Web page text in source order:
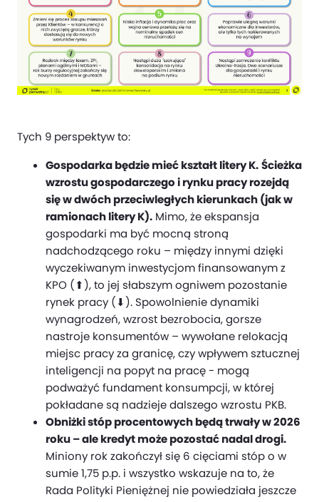
Tych 9 perspektyw to:
Gospodarka będzie mieć kształt litery K.Ścieżka
wzrostu gospodarczego i rynku pracy rozejdą
się w dwóch przeciwległych kierunkach (jak w
ramionach litery K). Mimo, że ekspansja
gospodarki ma być mocną stroną
nadchodzącego roku – między innymi dzięki
wyczekiwanym inwestycjom finansowanym z
KPO (⬆), to jej słabszym ogniwem pozostanie
rynek pracy (⬇). Spowolnienie dynamiki
wynagrodzeń, wzrost bezrobocia, gorsze
nastroje konsumentów – wywołane relokacją
miejsc pracy za granicę, czy wpływem sztucznej
inteligencji na popyt na pracę - mogą
podważyć fundament konsumpcji, w której
pokładane są nadzieje dalszego wzrostu PKB.
Obniżki stóp procentowych będą trwały w 2026
roku – ale kredyt może pozostać nadal drogi.
Miniony rok zakończył się 6 cięciami stóp o w
sumie 1,75 p.p. i wszystko wskazuje na to, że
Rada Polityki Pieniężnej nie powiedziała jeszcze